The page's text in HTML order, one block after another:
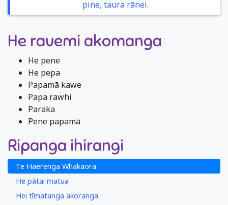
pine, taura rānei.
He rauemi akomanga
He pene
He pepa
Papamā kawe
Papa rawhi
Paraka
Pene papamā
Ripanga ihirangi
Te Haerenga Whakaora
He pātai matua
Hei tīmatanga akoranga